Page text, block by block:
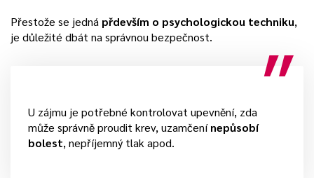
Přestože se jedná přdevším o psychologickou techniku,
je důležité dbát na správnou bezpečnost.
U zájmu je potřebné kontrolovat upevnění, zda
může správně proudit krev, uzamčenínepůsobí
bolest, nepříjemný tlak apod.